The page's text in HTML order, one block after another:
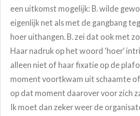
een uitkomst mogelijk: B. wilde
eigenlijk net als met de gangbang
hoer uithangen. B. zei dat ook met
Haar nadruk op het woord ‘hoer’
alleen niet of haar fixatie op de
moment voortkwam uit schaamte
op dat moment daarover voor zich
Ik moet dan zeker weer de